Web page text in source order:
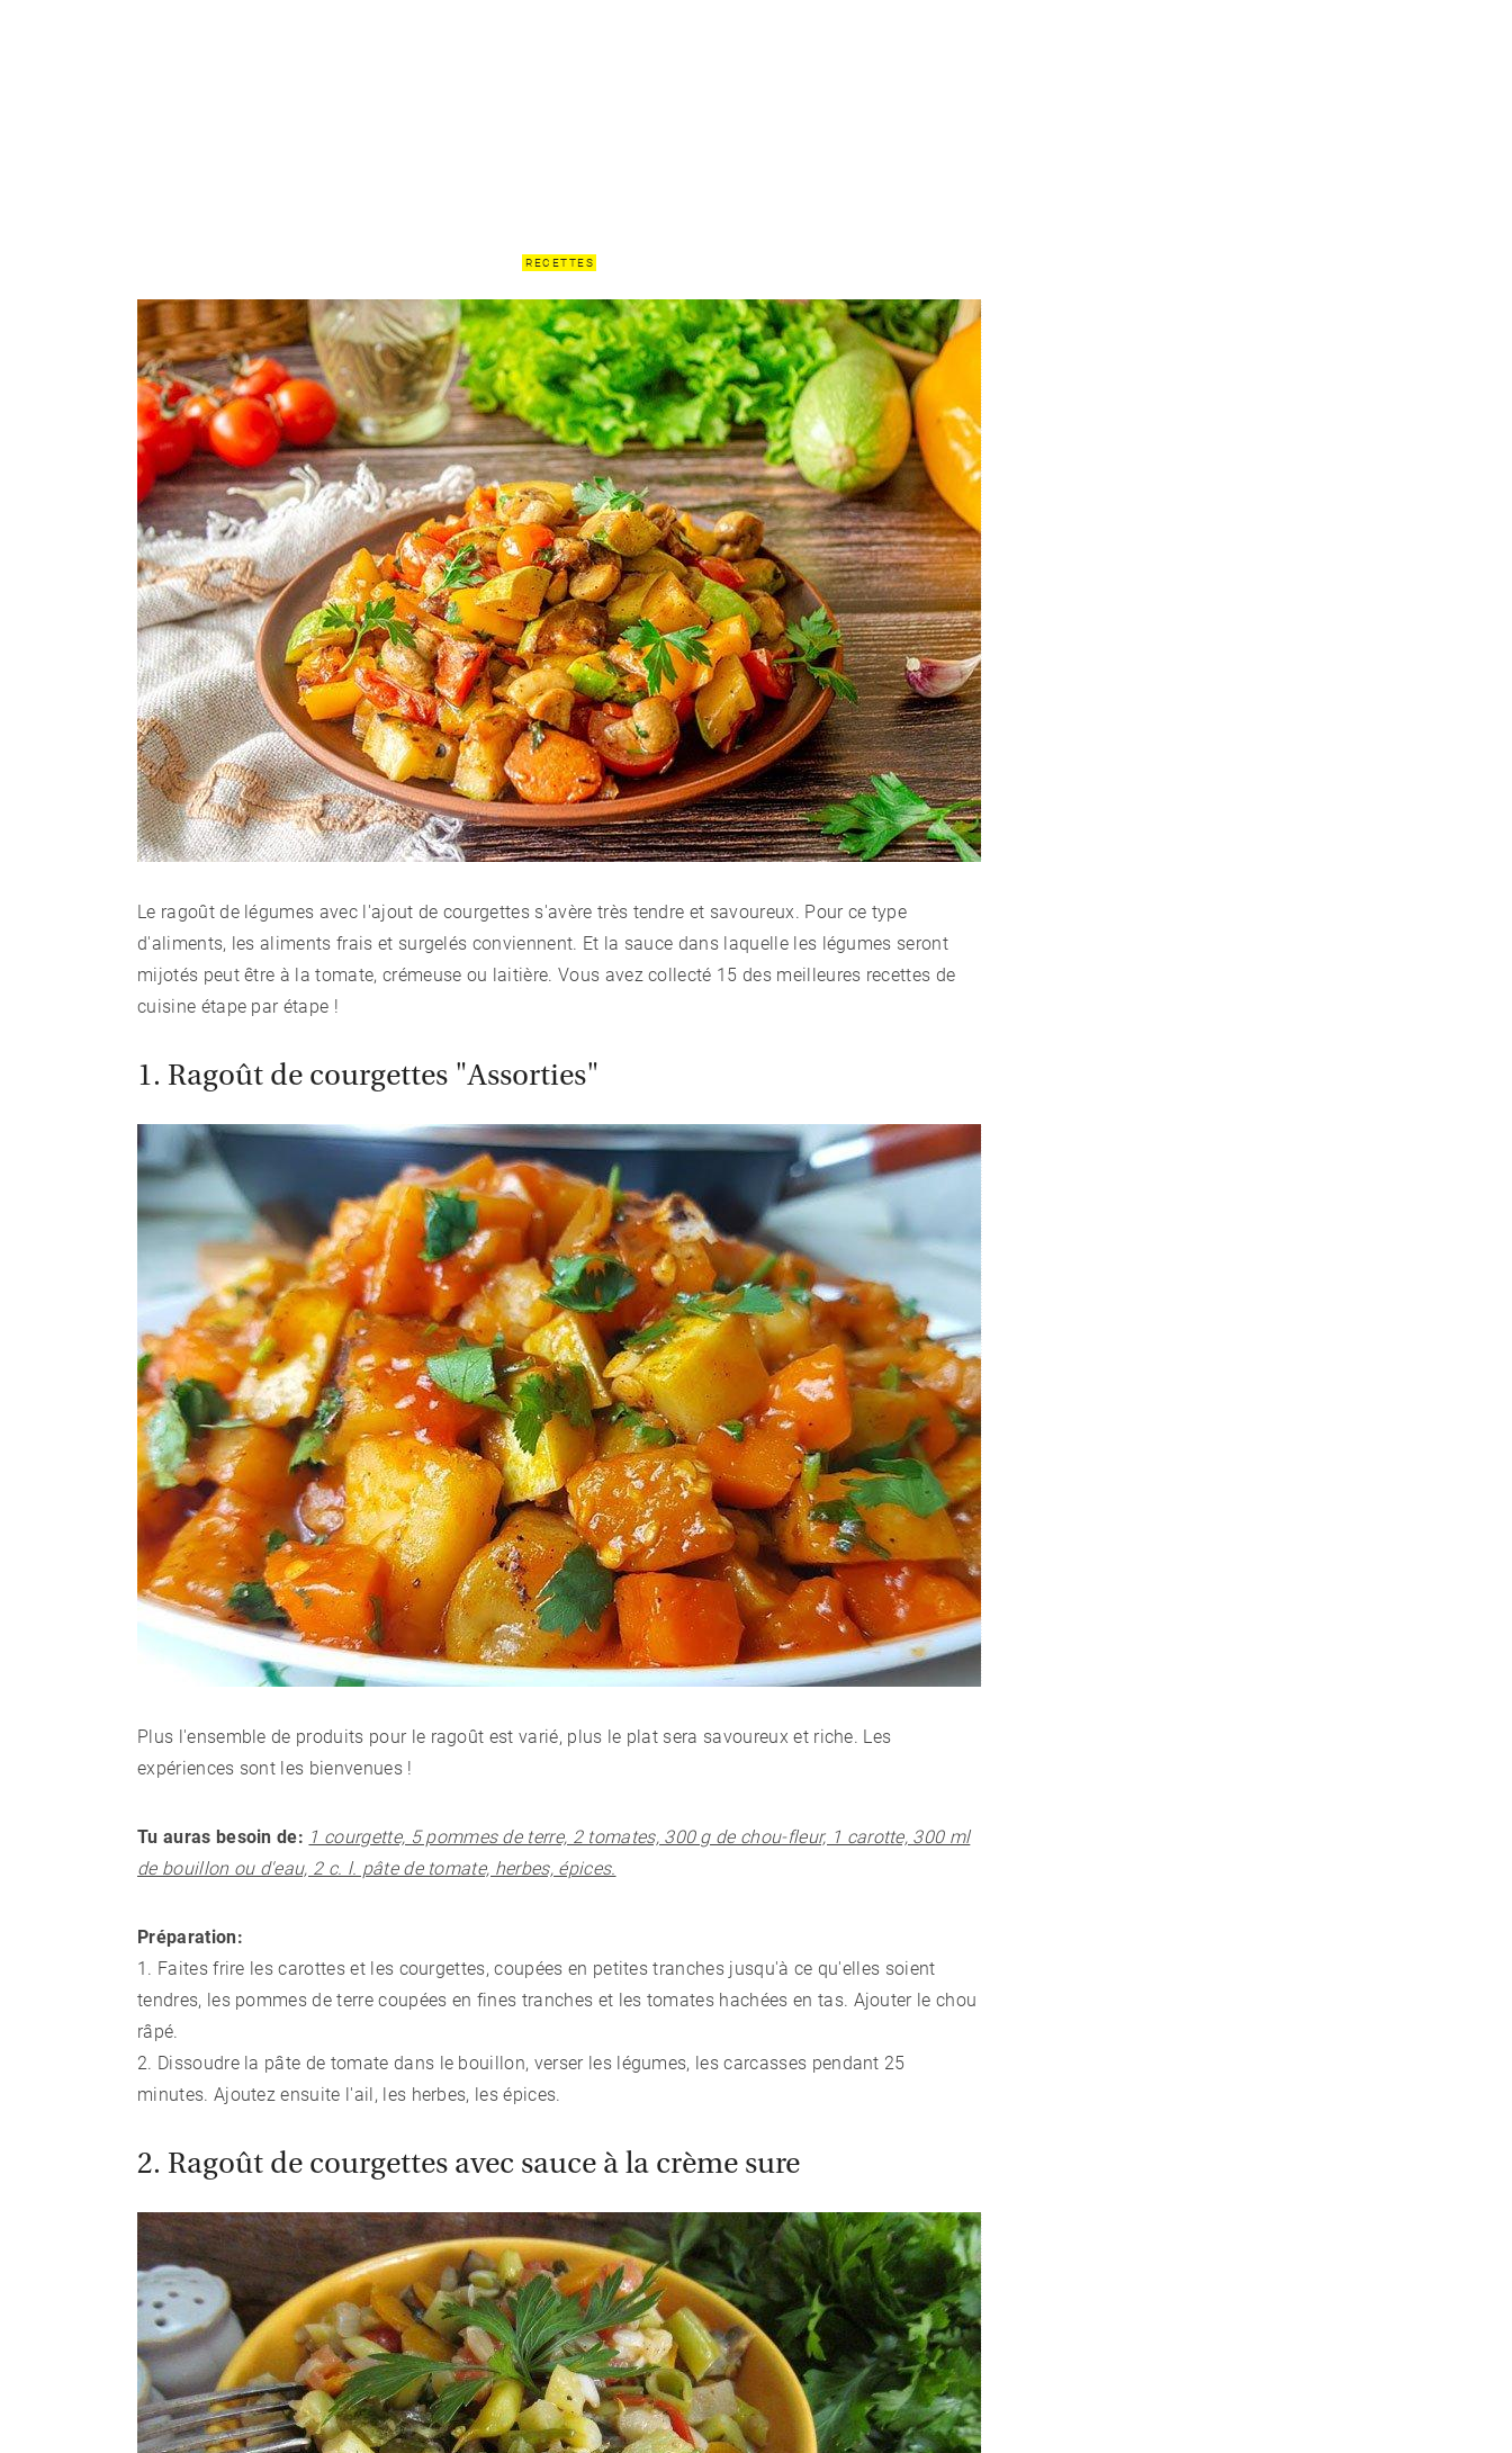
RECETTES
Le ragoût de légumes avec l'ajout de courgettes s'avère très tendre et savoureux. Pour ce type
d'aliments, les aliments frais et surgelés conviennent. Et la sauce dans laquelle les légumes seront
mijotés peut être à la tomate, crémeuse ou laitière. Vous avez collecté 15 des meilleures recettes de
cuisine étape par étape !
1. Ragoût de courgettes "Assorties"
Plus l'ensemble de produits pour le ragoût est varié, plus le plat sera savoureux et riche. Les
expériences sont les bienvenues !
Tu auras besoin de: 1 courgette, 5 pommes de terre, 2 tomates, 300 g de chou-fleur, 1 carotte, 300 ml
de bouillon ou d'eau, 2 c. l. pâte de tomate, herbes, épices.
Préparation:
1. Faites frire les carottes et les courgettes, coupées en petites tranches jusqu'à ce qu'elles soient
tendres, les pommes de terre coupées en fines tranches et les tomates hachées en tas. Ajouter le chou
râpé.
2. Dissoudre la pâte de tomate dans le bouillon, verser les légumes, les carcasses pendant 25
minutes. Ajoutez ensuite l'ail, les herbes, les épices.
2. Ragoût de courgettes avec sauce à la crème sure
CÉLÉBRITÉS
LA BEAUTÉ
MODE DE VIE
MAISON ET FAMILLE
RECETTES
CHALET D'ÉTÉ ET JARDIN